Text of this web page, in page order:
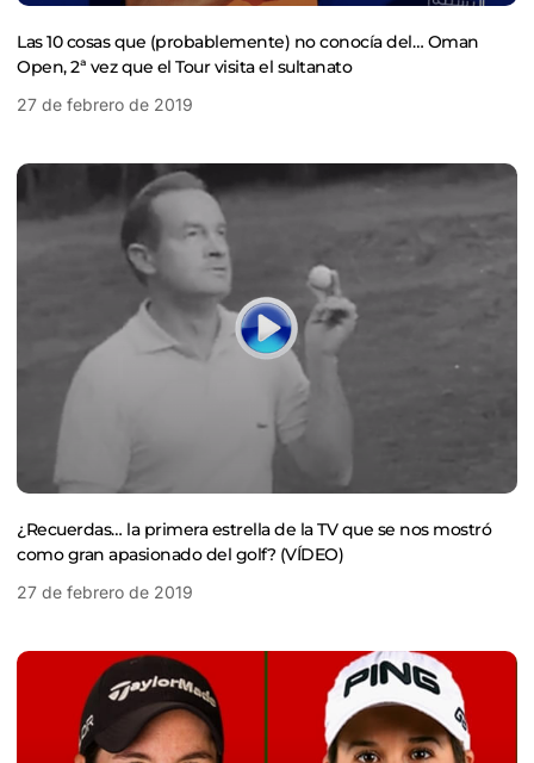
Las 10 cosas que (probablemente) no conocía del… Oman
Open, 2ª vez que el Tour visita el sultanato
27 de febrero de 2019
¿Recuerdas… la primera estrella de la TV que se nos mostró
como gran apasionado del golf? (VÍDEO)
27 de febrero de 2019